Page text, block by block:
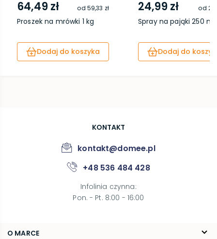
64,49 zł od 59,33 zł
Proszek na mrówki 1 kg
Dodaj do koszyka
24,99 zł od
Spray na pająki 250 ml
Dodaj do
O MARCE
KONTAKT
kontakt@domee.pl
+48 536 484 428
Infolinia czynna:
Pon. - Pt. 8:00 - 16:00